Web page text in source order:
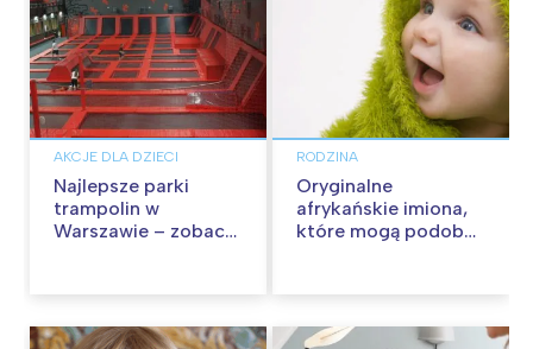
AKCJE DLA DZIECI
Najlepsze parki
trampolin w
Warszawie – zobacz
RODZINA
Oryginalne
afrykańskie imiona,
które mogą podobać